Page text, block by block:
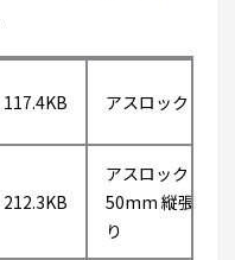
117.4KB アスロック
212.3KB
アスロック
50mm 縦張
り